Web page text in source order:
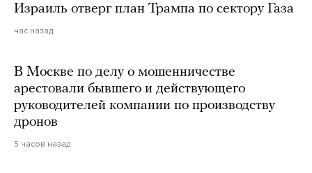
Израиль отверг план Трампа по сектору Газа
час назад
В Москве по делу о мошенничестве
арестовали бывшего и действующего
руководителей компании по производству
дронов
5 часов назад